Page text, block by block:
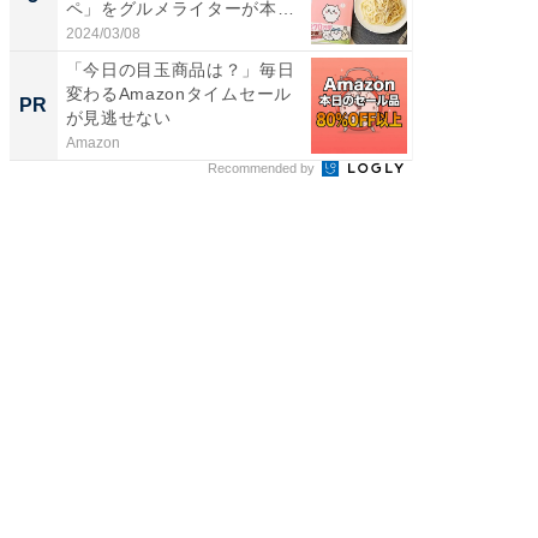
ペ」をグルメライターが本気
で再...
2024/03/08
PR
「今日の目玉商品は？」毎日
変わるAmazonタイムセール
が見逃せない
Amazon
Recommended by